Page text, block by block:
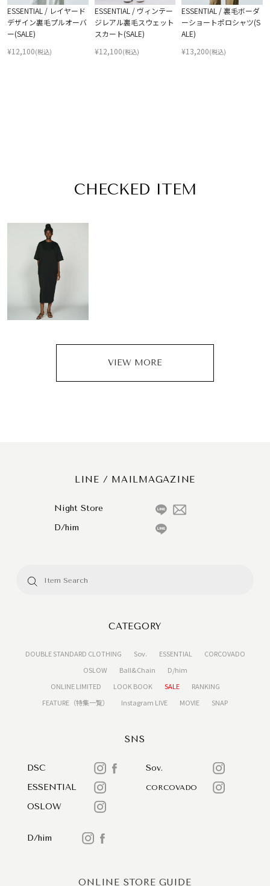
ESSENTIAL / レイヤード
デザイン裏毛プルオーバ
ー(SALE)
¥12,100(税込)
ESSENTIAL / ヴィンテー
ジレアル裏毛スウェット
スカート(SALE)
¥12,100(税込)
ESSENTIAL / 裏毛ボーダ
ーショートポロシャツ(S
ALE)
¥13,200(税込)
CHECKED ITEM
VIEW MORE
LINE / MAILMAGAZINE
Night Store
D/him
CATEGORY
DOUBLE STANDARD CLOTHING Sov. ESSENTIAL
CORCOVADO
OSLOW
Ball&Chain
D/him
ONLINE LIMITED
LOOK BOOK SALE
RANKING
FEATURE（特集一覧）
Instagram LIVE MOVIE SNAP
SNS
DSC
Sov.
ESSENTIAL
CORCOVADO
OSLOW
D/him
ONLINE STORE GUIDE